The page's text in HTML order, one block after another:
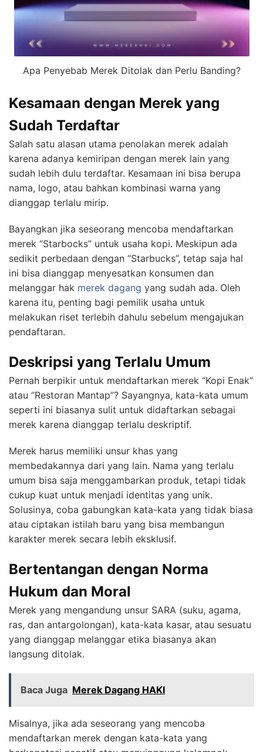
Apa Penyebab Merek Ditolak dan Perlu Banding?
Kesamaan dengan Merek yang
Sudah Terdaftar
Salah satu alasan utama penolakan merek adalah
karena adanya kemiripan dengan merek lain yang
sudah lebih dulu terdaftar. Kesamaan ini bisa berupa
nama, logo, atau bahkan kombinasi warna yang
dianggap terlalu mirip.
Bayangkan jika seseorang mencoba mendaftarkan
merek “Starbocks” untuk usaha kopi. Meskipun ada
sedikit perbedaan dengan “Starbucks”, tetap saja hal
ini bisa dianggap menyesatkan konsumen dan
melanggar hak merek dagang yang sudah ada. Oleh
karena itu, penting bagi pemilik usaha untuk
melakukan riset terlebih dahulu sebelum mengajukan
pendaftaran.
Deskripsi yang Terlalu Umum
Pernah berpikir untuk mendaftarkan merek “Kopi Enak”
atau “Restoran Mantap”? Sayangnya, kata-kata umum
seperti ini biasanya sulit untuk didaftarkan sebagai
merek karena dianggap terlalu deskriptif.
Merek harus memiliki unsur khas yang
membedakannya dari yang lain. Nama yang terlalu
umum bisa saja menggambarkan produk, tetapi tidak
cukup kuat untuk menjadi identitas yang unik.
Solusinya, coba gabungkan kata-kata yang tidak biasa
atau ciptakan istilah baru yang bisa membangun
karakter merek secara lebih eksklusif.
Bertentangan dengan Norma
Hukum dan Moral
Merek yang mengandung unsur SARA (suku, agama,
ras, dan antargolongan), kata-kata kasar, atau sesuatu
yang dianggap melanggar etika biasanya akan
langsung ditolak.
Baca Juga Merek Dagang HAKI
Misalnya, jika ada seseorang yang mencoba
mendaftarkan merek dengan kata-kata yang